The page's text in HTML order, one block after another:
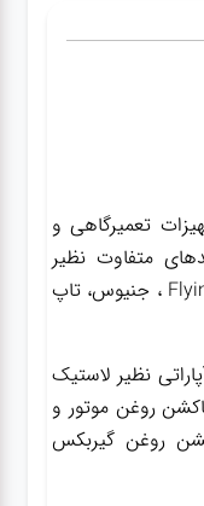
تعمیرگاهی و
متفاوت نظیر
پولی ، یونایت ، اطلس و Flying ، Hpmm ، جنیوس، تاپ
نظیر لاستیک
روغن موتور و
روغن گیربکس